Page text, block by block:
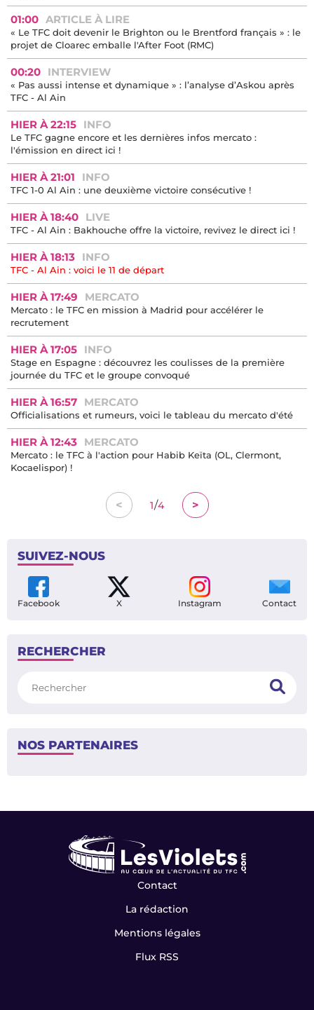
01:00 ARTICLE À LIRE
« Le TFC doit devenir le Brighton ou le Brentford français » : le
projet de Cloarec emballe l'After Foot (RMC)
00:20 INTERVIEW
« Pas aussi intense et dynamique » : l’analyse d’Askou après
TFC - Al Ain
HIER À 22:15 INFO
Le TFC gagne encore et les dernières infos mercato :
l'émission en direct ici !
HIER À 21:01 INFO
TFC 1-0 Al Ain : une deuxième victoire consécutive !
HIER À 18:40 LIVE
TFC - Al Ain : Bakhouche offre la victoire, revivez le direct ici !
HIER À 18:13 INFO
TFC - Al Ain : voici le 11 de départ
HIER À 17:49 MERCATO
Mercato : le TFC en mission à Madrid pour accélérer le
recrutement
HIER À 17:05 INFO
Stage en Espagne : découvrez les coulisses de la première
journée du TFC et le groupe convoqué
HIER À 16:57 MERCATO
Officialisations et rumeurs, voici le tableau du mercato d'été
HIER À 12:43 MERCATO
Mercato : le TFC à l'action pour Habib Keïta (OL, Clermont,
Kocaelispor) !
< 1/4 >
SUIVEZ-NOUS
Facebook X Instagram Contact
RECHERCHER
NOS PARTENAIRES
Contact
La rédaction
Mentions légales
Flux RSS